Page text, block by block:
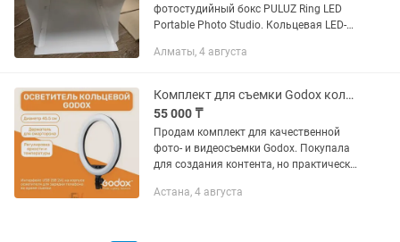
фотостудийный бокс PULUZ Ring LED
Portable Photo Studio. Кольцевая LED-
цвета. Удобный для фото и видео
и...
Алматы, 4 августа
Комплект для съемки Godox кольцевая лампа LR150 стойка 210 см
55 000 ₸
Продам комплект для качественной
фото- и видеосъемки Godox. Покупала
для создания контента, но практически
все полностью исправно. В комплект
Астана, 4 августа